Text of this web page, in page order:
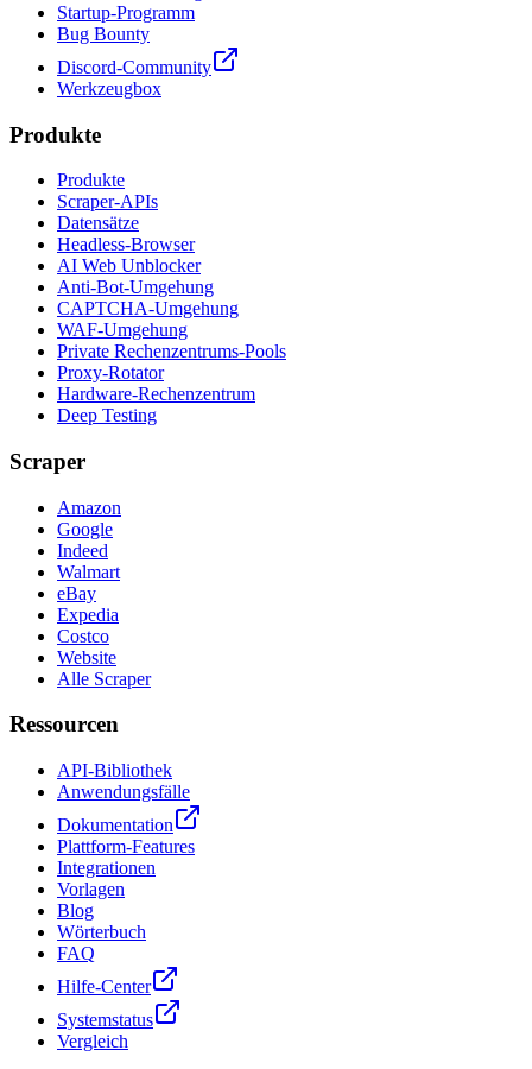
Startup-Programm
Bug Bounty
Discord-Community
Werkzeugbox
Produkte
Produkte
Scraper-APIs
Datensätze
Headless-Browser
AI Web Unblocker
Anti-Bot-Umgehung
CAPTCHA-Umgehung
WAF-Umgehung
Private Rechenzentrums-Pools
Proxy-Rotator
Hardware-Rechenzentrum
Deep Testing
Scraper
Amazon
Google
Indeed
Walmart
eBay
Expedia
Costco
Website
Alle Scraper
Ressourcen
API-Bibliothek
Anwendungsfälle
Dokumentation
Plattform-Features
Integrationen
Vorlagen
Blog
Wörterbuch
FAQ
Hilfe-Center
Systemstatus
Vergleich